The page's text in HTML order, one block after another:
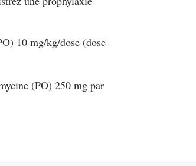
10 mg/kg/dose (dose
(PO) 250 mg par